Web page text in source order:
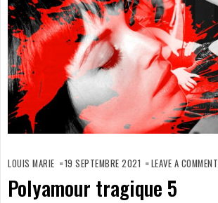
LOUIS MARIE 19 SEPTEMBRE 2021 LEAVE A COMMENT
Polyamour tragique 5